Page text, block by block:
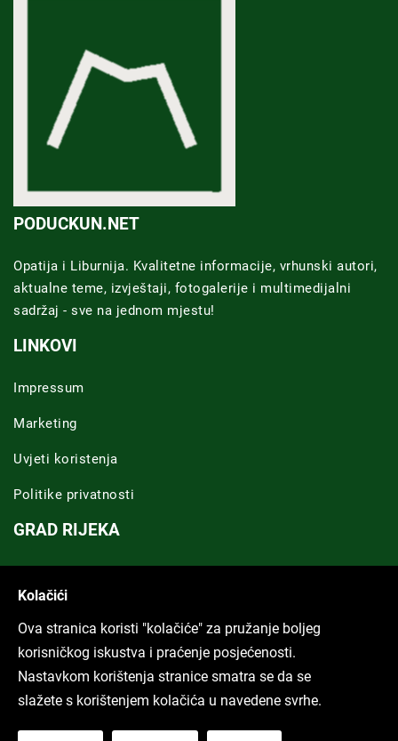
PODUCKUN.NET
Opatija i Liburnija. Kvalitetne informacije, vrhunski autori,
aktualne teme, izvještaji, fotogalerije i multimedijalni
sadržaj - sve na jednom mjestu!
LINKOVI
Impressum
Marketing
Uvjeti koristenja
Politike privatnosti
GRAD RIJEKA
ARHIVA TEKSTOVA
Svi tekstovi
Kolačići
Ova stranica koristi "kolačiće" za pružanje boljeg
korisničkog iskustva i praćenje posjećenosti.
Nastavkom korištenja stranice smatra se da se
slažete s korištenjem kolačića u navedene svrhe.